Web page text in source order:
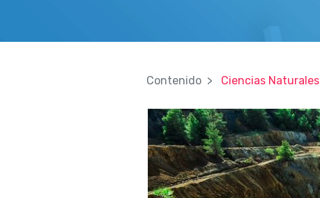
Contenido Ciencias Naturales